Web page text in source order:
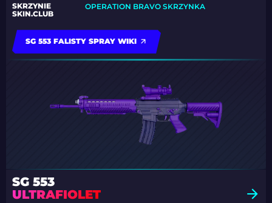
SKRZYNIE
SKIN.CLUB
OPERATION BRAVO SKRZYNKA
SG 553 FALISTY SPRAY WIKI
SG 553
ULTRAFIOLET